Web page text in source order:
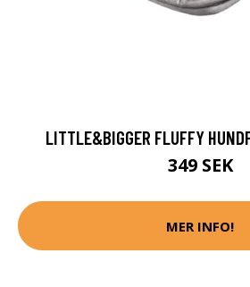
LITTLE&BIGGER FLUFFY
349 SEK
MER INFO!